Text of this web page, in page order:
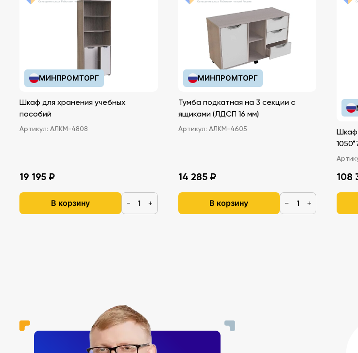
МИНПРОМТОРГ
Шкаф для хранения учебных
пособий
Артикул: АЛКМ-4808
19 195 ₽
В корзину − +
МИНПРОМТОРГ
Тумба подкатная на 3 секции с
ящиками (ЛДСП 16 мм)
Артикул: АЛКМ-4605
14 285 ₽
В корзину − +
Шкаф
108